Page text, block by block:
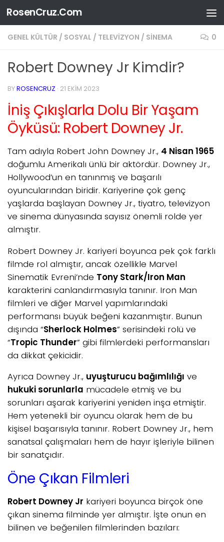
Skip to content
RosenCruz.Com
GENEL KÜLTÜR / SOSYAL / TELEVIZYON / SINEMA 0
Robert Downey Jr Kimdir?
BYROSENCRUZ · 21 EKIM 2023
İniş Çıkışlarla Dolu Bir Yaşam
Öyküsü: Robert Downey Jr.
Tam adıyla Robert John Downey Jr., 4 Nisan 1965
doğumlu Amerikalı ünlü bir aktördür. Downey Jr.,
Hollywood’un en tanınmış ve başarılı
oyuncularından biridir. Kariyerine çok genç
yaşlarda başlayan Downey Jr., tiyatro, televizyon
ve sinema dünyasında sayısız önemli rolde yer
almıştır.
Robert Downey Jr. kariyeri boyunca pek çok farklı
filmde rol almıştır, ancak özellikle Marvel
Sinematik Evreni’nde Tony Stark/Iron Man
karakterini canlandırmasıyla tanınır. Iron Man
filmleri ve diğer Marvel yapımlarındaki
performansı büyük beğeni kazanmıştır. Bunun
dışında “Sherlock Holmes” serisindeki rolü ve
“Tropic Thunder” gibi filmlerdeki performansları
da dikkat çekicidir.
Ayrıca Downey Jr., uyuşturucu bağımlılığı ve
hukuki sorunlarla mücadele etmiş ve bu
sorunları aşarak kariyerini yeniden inşa etmiştir.
Hem yetenekli bir oyuncu olarak hem de bu
kişisel başarısıyla tanınır. Robert Downey Jr., hem
sanatsal çalışmaları hem de hayır işleriyle bilinen
bir sanatçıdır.
Öne Çıkan Filmleri
Robert Downey Jr kariyeri boyunca birçok öne
çıkan sinema filminde yer almıştır. İşte onun en
bilinen ve beğenilen filmlerinden bazıları: